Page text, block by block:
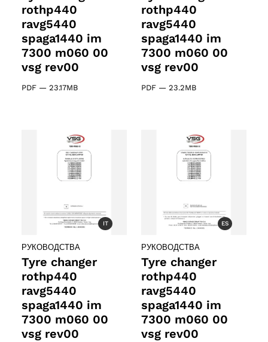
rothp440
ravg5440
spaga1440 im
7300 m060 00
vsg rev00
PDF — 23.17MB
rothp440
ravg5440
spaga1440 im
7300 m060 00
vsg rev00
PDF — 23.2MB
IT
РУКОВОДСТВА
Tyre changer
rothp440
ravg5440
spaga1440 im
7300 m060 00
vsg rev00
ES
РУКОВОДСТВА
Tyre changer
rothp440
ravg5440
spaga1440 im
7300 m060 00
vsg rev00